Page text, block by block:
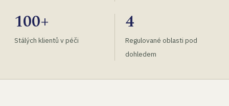
100+
Stálých klientů v péči
4
Regulované oblasti pod
dohledem